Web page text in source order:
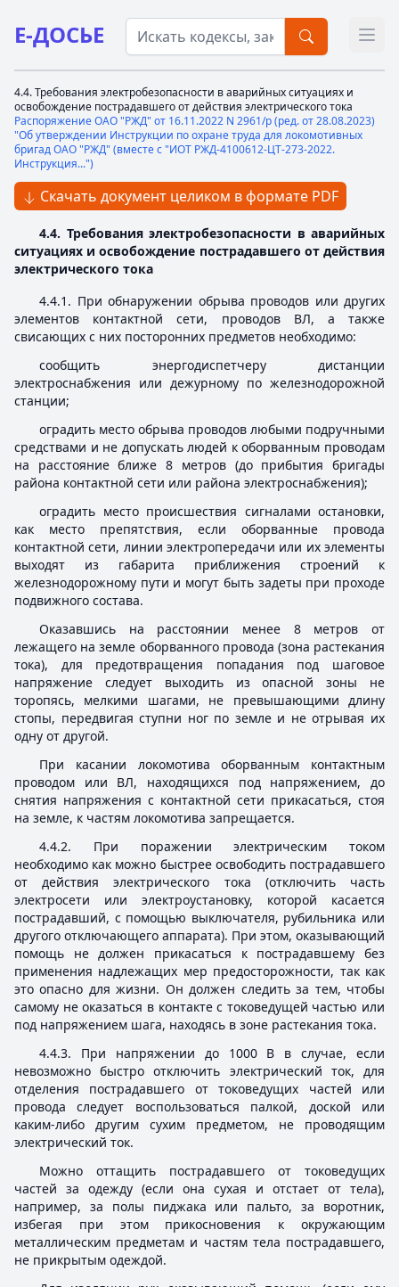
Е-ДОСЬЕ
4.4. Требования электробезопасности в аварийных ситуациях и
освобождение пострадавшего от действия электрического тока
Распоряжение ОАО "РЖД" от 16.11.2022 N 2961/р (ред. от 28.08.2023)
"Об утверждении Инструкции по охране труда для локомотивных
бригад ОАО "РЖД" (вместе с "ИОТ РЖД-4100612-ЦТ-273-2022.
Инструкция...")
Скачать документ целиком в формате PDF
4.4. Требования электробезопасности в аварийных
ситуациях и освобождение пострадавшего от действия
электрического тока
4.4.1. При обнаружении обрыва проводов или других
элементов контактной сети, проводов ВЛ, а также
свисающих с них посторонних предметов необходимо:
сообщить энергодиспетчеру дистанции
электроснабжения или дежурному по железнодорожной
станции;
оградить место обрыва проводов любыми подручными
средствами и не допускать людей к оборванным проводам
на расстояние ближе 8 метров (до прибытия бригады
района контактной сети или района электроснабжения);
оградить место происшествия сигналами остановки,
как место препятствия, если оборванные провода
контактной сети, линии электропередачи или их элементы
выходят из габарита приближения строений к
железнодорожному пути и могут быть задеты при проходе
подвижного состава.
Оказавшись на расстоянии менее 8 метров от
лежащего на земле оборванного провода (зона растекания
тока), для предотвращения попадания под шаговое
напряжение следует выходить из опасной зоны не
торопясь, мелкими шагами, не превышающими длину
стопы, передвигая ступни ног по земле и не отрывая их
одну от другой.
При касании локомотива оборванным контактным
проводом или ВЛ, находящихся под напряжением, до
снятия напряжения с контактной сети прикасаться, стоя
на земле, к частям локомотива запрещается.
4.4.2. При поражении электрическим током
необходимо как можно быстрее освободить пострадавшего
от действия электрического тока (отключить часть
электросети или электроустановку, которой касается
пострадавший, с помощью выключателя, рубильника или
другого отключающего аппарата). При этом, оказывающий
помощь не должен прикасаться к пострадавшему без
применения надлежащих мер предосторожности, так как
это опасно для жизни. Он должен следить за тем, чтобы
самому не оказаться в контакте с токоведущей частью или
под напряжением шага, находясь в зоне растекания тока.
4.4.3. При напряжении до 1000 В в случае, если
невозможно быстро отключить электрический ток, для
отделения пострадавшего от токоведущих частей или
провода следует воспользоваться палкой, доской или
каким-либо другим сухим предметом, не проводящим
электрический ток.
Можно оттащить пострадавшего от токоведущих
частей за одежду (если она сухая и отстает от тела),
например, за полы пиджака или пальто, за воротник,
избегая при этом прикосновения к окружающим
металлическим предметам и частям тела пострадавшего,
не прикрытым одеждой.